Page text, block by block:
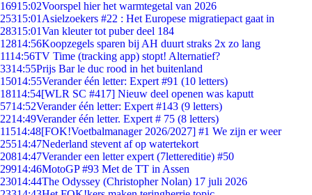
16915:02Voorspel hier het warmtegetal van 2026
25315:01 Asielzoekers #22 : Het Europese migratiepact gaat in
28315:01Van kleuter tot puber deel 184
12814:56Koopzegels sparen bij AH duurt straks 2x zo lang
1114:56TV Time (tracking app) stopt! Alternatief?
3314:55Prijs Bar le duc rood in het buitenland
15014:55Verander één letter: Expert #91 (10 letters)
18114:54[WLR SC #417] Nieuw deel openen was kaputt
5714:52Verander één letter: Expert #143 (9 letters)
2214:49Verander één letter. Expert # 75 (8 letters)
11514:48[FOK!Voetbalmanager 2026/2027] #1 We zijn er weer
25514:47Nederland stevent af op watertekort
20814:47Verander een letter expert (7lettereditie) #50
29914:46MotoGP #93 Met de TT in Assen
23014:44The Odyssey (Christopher Nolan) 17 juli 2026